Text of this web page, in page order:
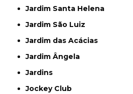
Jardim Santa Helena
Jardim São Luiz
Jardim das Acácias
Jardim Ângela
Jardins
Jockey Club